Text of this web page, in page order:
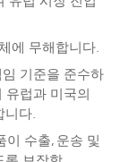
에 무해합니다.
기준을 준수하
유럽과 미국의
니다.
수출, 운송 및